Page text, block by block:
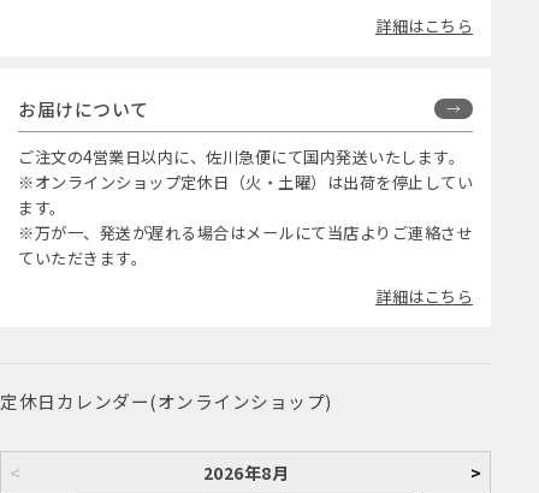
詳細はこちら
お届けについて
ご注文の4営業日以内に、佐川急便にて国内発送いたします。
※オンラインショップ定休日（火・土曜）は出荷を停止してい
ます。
※万が一、発送が遅れる場合はメールにて当店よりご連絡させ
ていただきます。
詳細はこちら
定休日カレンダー(オンラインショップ)
< 2026年8月 >